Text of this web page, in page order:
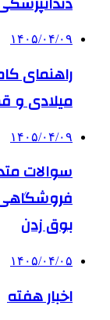
۱۴۰۵/۰۴/۰۹
راهنمای
میلادی و
۱۴۰۵/۰۴/۰۹
سوالات
بوق زدن
۱۴۰۵/۰۴/۰۵
اخبار هفته